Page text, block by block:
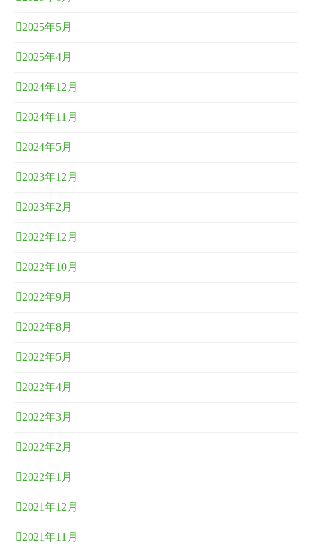
2025年5月
2025年4月
2024年12月
2024年11月
2024年5月
2023年12月
2023年2月
2022年12月
2022年10月
2022年9月
2022年8月
2022年5月
2022年4月
2022年3月
2022年2月
2022年1月
2021年12月
2021年11月